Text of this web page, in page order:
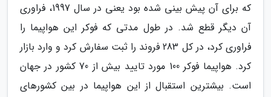
که برای آن پیش بینی شده بود یعنی در سال 1997، فراوری
آن دیگر قطع شد. در طول مدتی که فوکر این هواپیما را
فراوری کرد، در کل 283 فروند را ثبت سفارش کرد و وارد بازار
کرد. هواپیما فوکر 100 مورد تایید بیش از 70 کشور در جهان
است. بیشترین استقبال از این هواپیما در بین کشورهای